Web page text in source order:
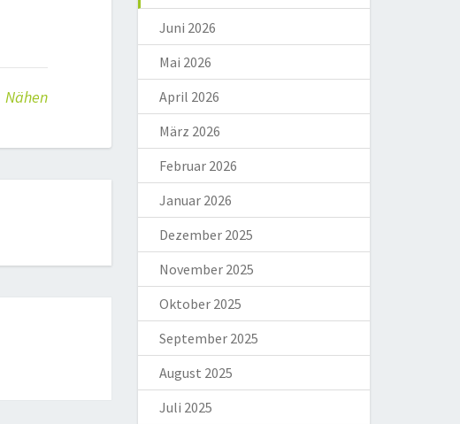
Nähen
Juni 2026
Mai 2026
April 2026
März 2026
Februar 2026
Januar 2026
Dezember 2025
November 2025
Oktober 2025
September 2025
August 2025
Juli 2025